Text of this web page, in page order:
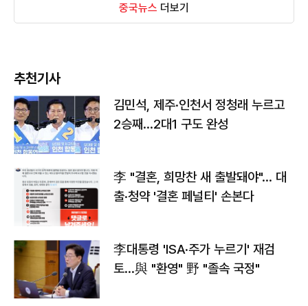
중국뉴스 더보기
추천기사
김민석, 제주·인천서 정청래 누르고
2승째…2대1 구도 완성
李 "결혼, 희망찬 새 출발돼야"… 대
출·청약 '결혼 페널티' 손본다
李대통령 'ISA·주가 누르기' 재검
토…與 "환영" 野 "졸속 국정"